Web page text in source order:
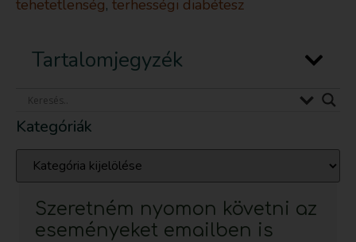
tehetetlenség, terhességi diabétesz
Tartalomjegyzék
Kategóriák
Szeretném nyomon követni az
eseményeket emailben is